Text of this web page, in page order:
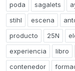
poda sagalets
stihl
escena
producto
25N
experiencia
libro
contenedor